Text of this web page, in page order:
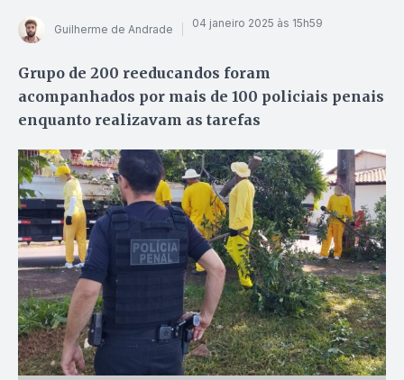
Guilherme de Andrade 04 janeiro 2025 às 15h59
Grupo de 200 reeducandos foram
acompanhados por mais de 100 policiais penais
enquanto realizavam as tarefas